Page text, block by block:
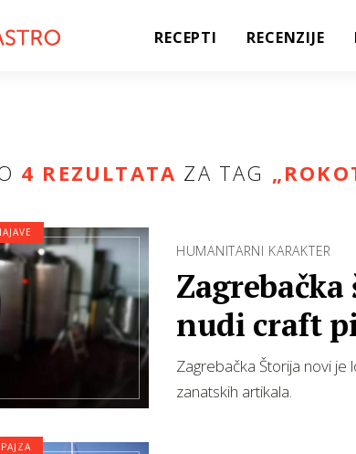
RECEPTI RECENZIJE
4 REZULTATA ZA TAG „
HUMANITARNI KARAKTER
nudi craft
sjajnu kavu
Zagrebačka Štorija novi
zanatskih artikala.